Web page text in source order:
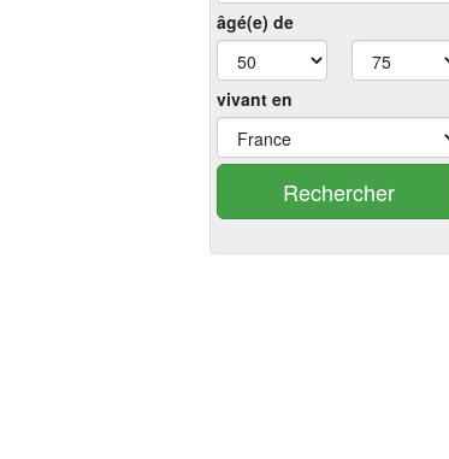
âgé(e) de
vivant en
Rechercher